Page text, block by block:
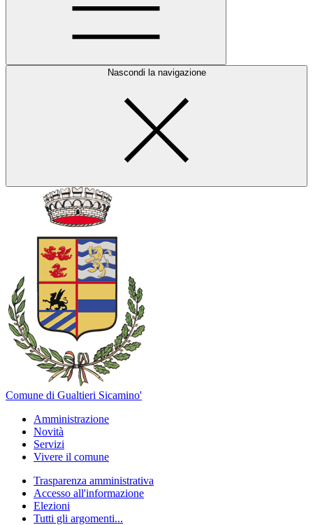
Nascondi la navigazione
Comune di Gualtieri Sicamino'
Amministrazione
Novità
Servizi
Vivere il comune
Trasparenza amministrativa
Accesso all'informazione
Elezioni
Tutti gli argomenti...